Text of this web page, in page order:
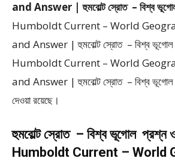
and Answer | হুমবোল্ট স্রোত – বিশ্ব
Humboldt Current – World
and Answer | হুমবোল্ট স্রোত – বিশ্ব
Humboldt Current – World
and Answer | হুমবোল্ট স্রোত – বিশ্ব
দেওয়া রয়েছে।
হুমবোল্ট স্রোত – বিশ্ব ভূগোল প্রশ্ন
Humboldt Current – World